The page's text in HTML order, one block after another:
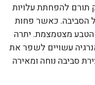
תורם להפחתת עלויות
הסביבה. כאשר פחות
מצטמצמת. יתרה
עשויים לשפר את
סביבה נוחה ומאירה